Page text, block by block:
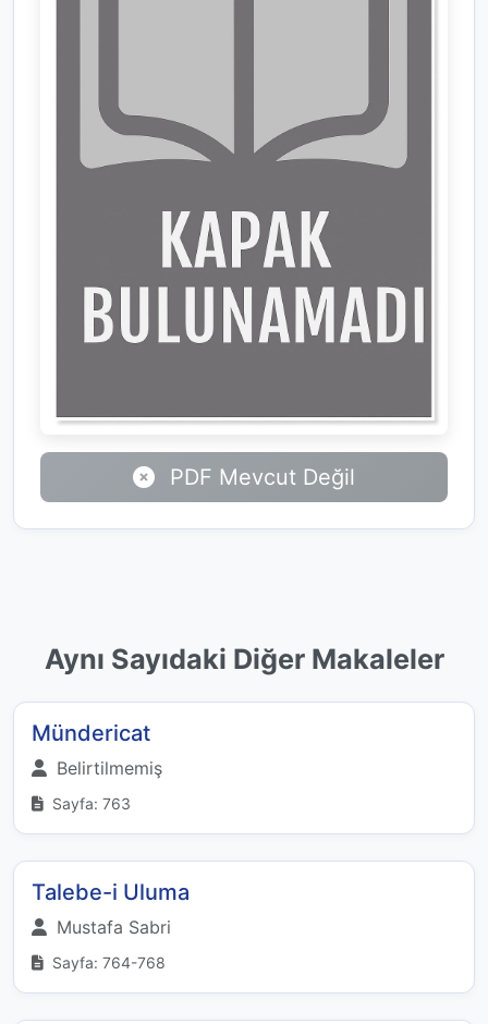
PDF Mevcut Değil
Aynı Sayıdaki Diğer Makaleler
Mündericat
Belirtilmemiş
Sayfa: 763
Talebe-i Uluma
Mustafa Sabri
Sayfa: 764-768